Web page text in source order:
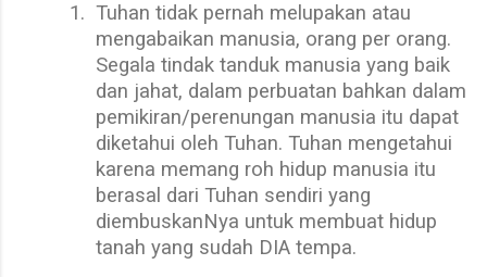
1. Tuhan tidak pernah melupakan atau
mengabaikan manusia, orang per orang.
Segala tindak tanduk manusia yang baik
dan jahat, dalam perbuatan bahkan dalam
pemikiran/perenungan manusia itu dapat
diketahui oleh Tuhan. Tuhan mengetahui
karena memang roh hidup manusia itu
berasal dari Tuhan sendiri yang
diembuskanNya untuk membuat hidup
tanah yang sudah DIA tempa.